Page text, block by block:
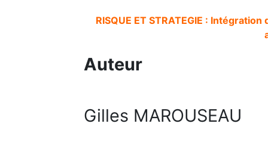
RISQUE ET STRATEGIE :
Auteur
Gilles MAROUSEAU